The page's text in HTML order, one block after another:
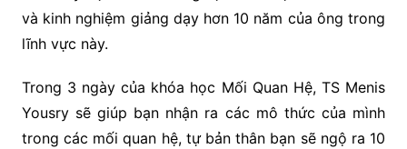
và kinh nghiệm giảng dạy hơn 10 năm của ông trong
lĩnh vực này.
Trong 3 ngày của khóa học Mối Quan Hệ, TS Menis
Yousry sẽ giúp bạn nhận ra các mô thức của mình
trong các mối quan hệ, tự bản thân bạn sẽ ngộ ra 10